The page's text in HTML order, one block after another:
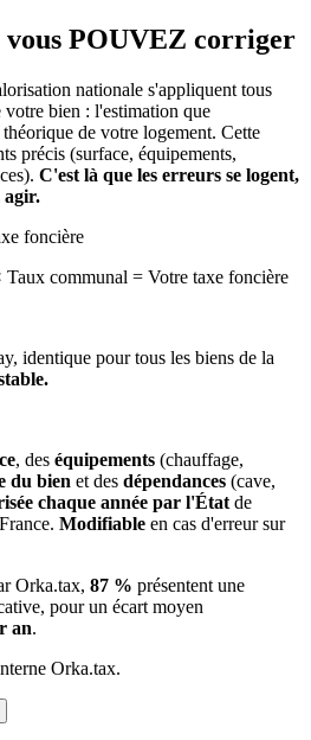
POUVEZ corriger
nationale s'appliquent tous
votre bien : l'estimation que
de votre logement. Cette
précis (surface, équipements,
C'est là que les erreurs se logent,
agir.
foncière
Taux communal = Votre taxe foncière
identique pour tous les biens de la
, des équipements (chauffage,
du bien et des dépendances (cave,
chaque année par l'État de
Modifiable en cas d'erreur sur
Orka.tax, 87 % présentent une
pour un écart moyen
an.
Orka.tax.